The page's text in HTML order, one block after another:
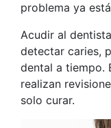
problema ya
Acudir al
detectar caries,
dental a tiempo.
realizan
solo curar.